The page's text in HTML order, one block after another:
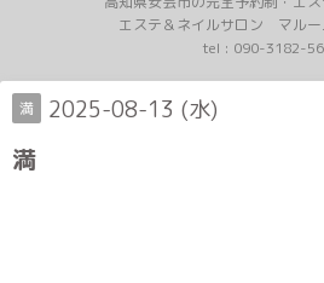
エステ＆ネイルサロン マルー
tel : 090-3182-
満 2025-08-13 (水)
満